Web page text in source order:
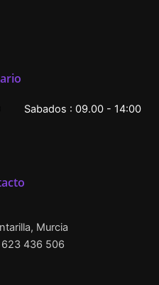
Sabados : 09.00 - 14:00
Murcia
436 506